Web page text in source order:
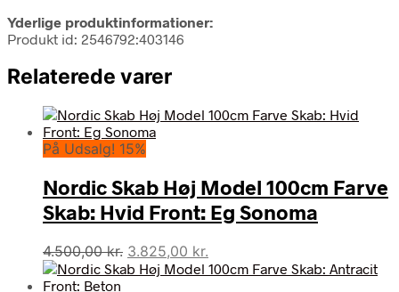
Yderlige produktinformationer:
Produkt id: 2546792:403146
Relaterede varer
På Udsalg! 15%
Nordic Skab Høj Model 100cm Farve
Skab: Hvid Front: Eg Sonoma
4.500,00kr. Den
oprindelige
3.825,00 kr.
aktuelle